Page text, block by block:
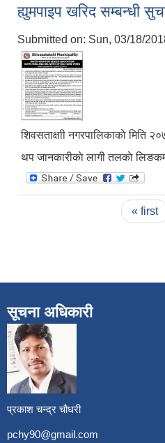
ह्युमपाइप खरिद सम्बन्धी
Submitted on: Sun, 03/18/
शिवसताक्षाी नगरपालिकाकाे मिति
थप जानकारीकाे लागी तलकाे
« first
सूचना अधिकारी
प्रकाश चन्द्र चौधरी
pchy90@gmail.com